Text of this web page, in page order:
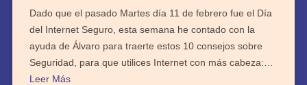
Dado que el pasado Martes día 11 de febrero fue el Día
del Internet Seguro, esta semana he contado con la
ayuda de Álvaro para traerte estos 10 consejos sobre
Seguridad, para que utilices Internet con más cabeza:…
Leer Más